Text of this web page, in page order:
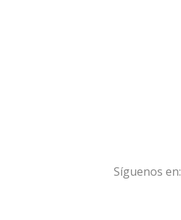
Síguenos en: